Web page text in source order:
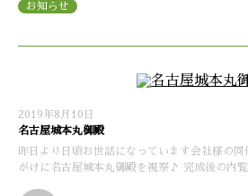
お知らせ
2019年8月10日
名古屋城本丸御殿
昨日より日頃お世話になっています会社様の
がけに名古屋城本丸御殿を視察♪ 完成後の内